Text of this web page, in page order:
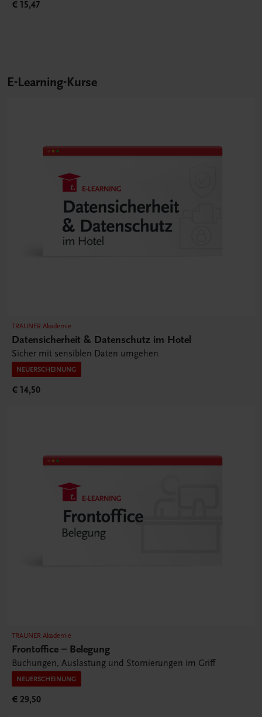
€ 15,47
E-Learning-Kurse
TRAUNER Akademie
Datensicherheit & Datenschutz im Hotel
Sicher mit sensiblen Daten umgehen
NEUERSCHEINUNG
€ 14,50
TRAUNER Akademie
Frontoffice – Belegung
Buchungen, Auslastung und Stornierungen im Griff
NEUERSCHEINUNG
€ 29,50